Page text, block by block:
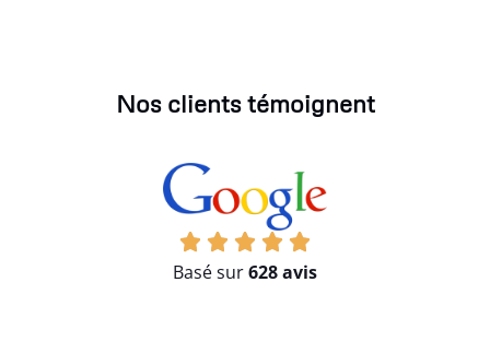
Nos clients témoignent
Basé sur628 avis